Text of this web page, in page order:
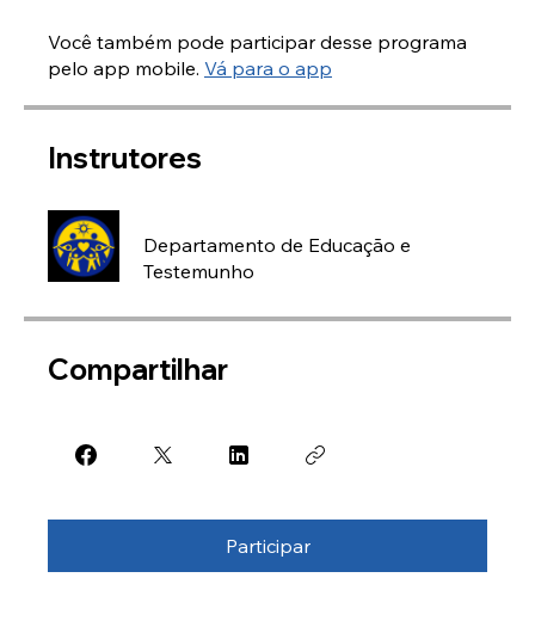
Você também pode participar desse programa
pelo app mobile. Vá para o app
Instrutores
Departamento de Educação e
Testemunho
Compartilhar
Participar